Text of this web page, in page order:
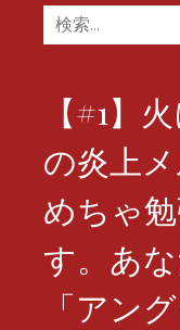
検
索:
【#1】
の炎上
めちゃ
す。あ
「アン